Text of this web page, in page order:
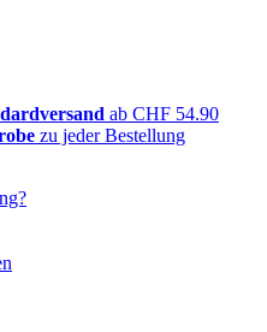
ab CHF 54.90
zu jeder Bestellung